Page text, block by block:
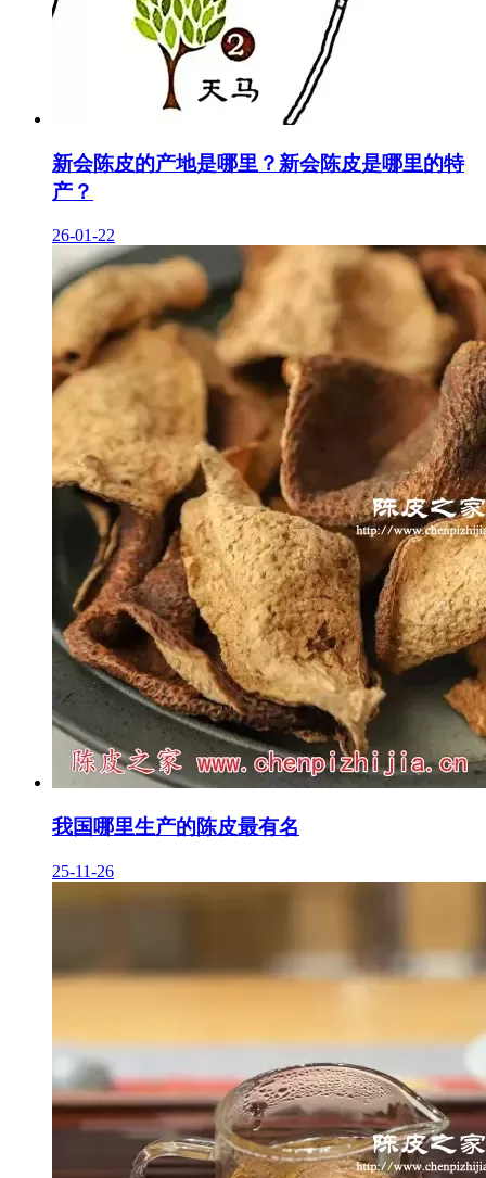
新会陈皮的产地是哪里？新会陈皮是哪里的特
产？
26-01-22
我国哪里生产的陈皮最有名
25-11-26